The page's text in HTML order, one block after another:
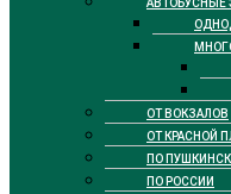
АВТОБУСНЫЕ
ОТ ВОКЗАЛОВ
ОТ КРАСНОЙ
ПО
ПО РОССИИ